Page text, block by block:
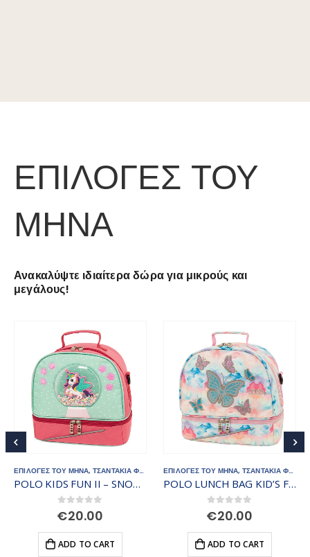
ΕΠΙΛΟΓΕΣ ΤΟΥ
ΜΗΝΑ
Ανακαλύψτε ιδιαίτερα δώρα για μικρούς και
μεγάλους!
ΦΑΓΗΤΟΥ,ΤΣΑΝΤΕΣ - ΣΑΚΙΔΙΑ
ΕΠΙΛΟΓΕΣ ΤΟΥ ΜΗΝΑ, ΤΣΑΝΤΑΚΙΑ ΦΑΓΗΤΟΥ ,ΤΣΑΝΤΕΣ - ΣΑΚΙΔΙΑ
POLO KIDS FUN II – SNOWBALL UNICORN 907104-8349
0out of 5
€20.00
ADD TO CART
ΕΠΙΛΟΓΕΣ ΤΟΥ ΜΗΝΑ, ΤΣΑΝΤΑΚΙΑ ΦΑΓΗΤΟΥ
POLO LUNCH BAG KID’S FUN II 971003-8419
0out of 5
€20.00
ADD TO CART